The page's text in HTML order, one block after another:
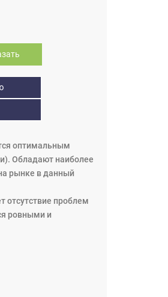
оптимальным
Обладают наиболее
рынке в данный
проблем
ровными и